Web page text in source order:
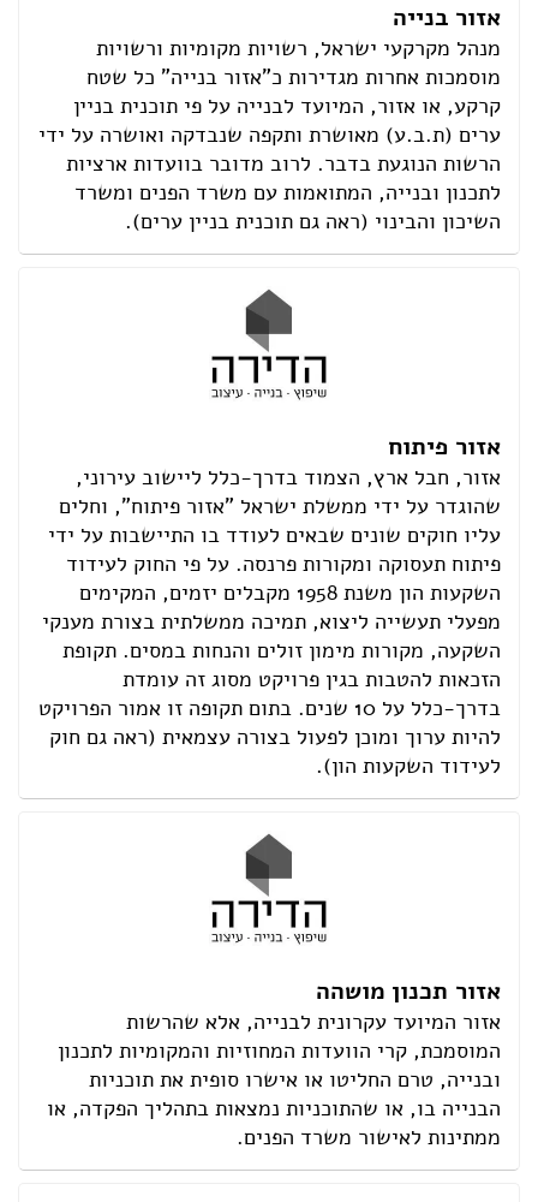
אזור בנייה
מנהל מקרקעי ישראל, רשויות מקומיות ורשויות
מוסמכות אחרות מגדירות כ"אזור בנייה" כל שטח
קרקע, או אזור, המיועד לבנייה על פי תוכנית בניין
ערים (ת.ב.ע) מאושרת ותקפה שנבדקה ואושרה על ידי
הרשות הנוגעת בדבר. לרוב מדובר בוועדות ארציות
לתכנון ובנייה, המתואמות עם משרד הפנים ומשרד
השיכון והבינוי (ראה גם תוכנית בניין ערים).
אזור פיתוח
אזור, חבל ארץ, הצמוד בדרך-כלל ליישוב עירוני,
שהוגדר על ידי ממשלת ישראל "אזור פיתוח", וחלים
עליו חוקים שונים שבאים לעודד בו התיישבות על ידי
פיתוח תעסוקה ומקורות פרנסה. על פי החוק לעידוד
השקעות הון משנת 1958 מקבלים יזמים, המקימים
מפעלי תעשייה ליצוא, תמיכה ממשלתית בצורת מענקי
השקעה, מקורות מימון זולים והנחות במסים. תקופת
הזכאות להטבות בגין פרויקט מסוג זה עומדת
בדרך-כלל על 10 שנים. בתום תקופה זו אמור הפרויקט
להיות ערוך ומוכן לפעול בצורה עצמאית (ראה גם חוק
לעידוד השקעות הון).
אזור תכנון מושהה
אזור המיועד עקרונית לבנייה, אלא שהרשות
המוסמכת, קרי הוועדות המחוזיות והמקומיות לתכנון
ובנייה, טרם החליטו או אישרו סופית את תוכניות
הבנייה בו, או שהתוכניות נמצאות בתהליך הפקדה, או
ממתינות לאישור משרד הפנים.